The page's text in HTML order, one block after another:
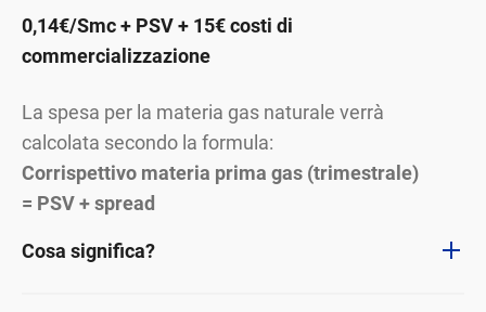
0,14€/Smc + PSV + 15€ costi di
commercializzazione
La spesa per la materia gas naturale verrà
calcolata secondo la formula:
Corrispettivo materia prima gas (trimestrale)
= PSV + spread
Cosa significa?